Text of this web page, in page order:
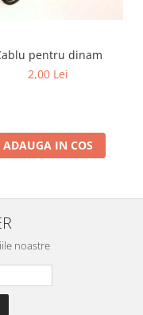
pentru dinam
2,00 Lei
ADAUGA IN COS
noastre